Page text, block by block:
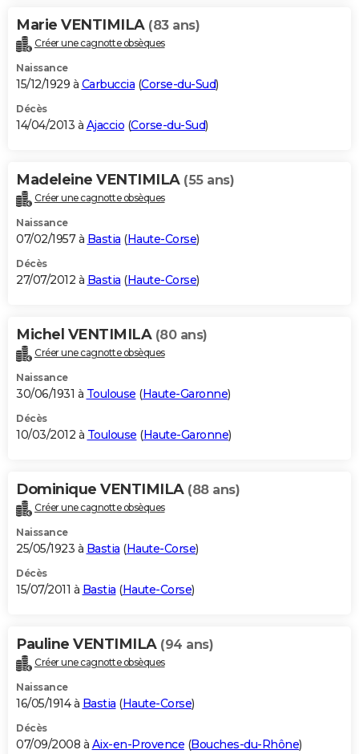
Marie VENTIMILA (83 ans)
Créer une cagnotte obsèques
Naissance
15/12/1929 à Carbuccia (Corse-du-Sud)
Décès
14/04/2013 à Ajaccio (Corse-du-Sud)
Madeleine VENTIMILA (55 ans)
Créer une cagnotte obsèques
Naissance
07/02/1957 à Bastia (Haute-Corse)
Décès
27/07/2012 à Bastia (Haute-Corse)
Michel VENTIMILA (80 ans)
Créer une cagnotte obsèques
Naissance
30/06/1931 à Toulouse (Haute-Garonne)
Décès
10/03/2012 à Toulouse (Haute-Garonne)
Dominique VENTIMILA (88 ans)
Créer une cagnotte obsèques
Naissance
25/05/1923 à Bastia (Haute-Corse)
Décès
15/07/2011 à Bastia (Haute-Corse)
Pauline VENTIMILA (94 ans)
Créer une cagnotte obsèques
Naissance
16/05/1914 à Bastia (Haute-Corse)
Décès
07/09/2008 à Aix-en-Provence (Bouches-du-Rhône)